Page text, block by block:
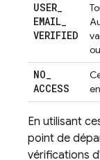
USER_
EMAIL_
VERIFIED
NO_
ACCESS
En utilisant
point de
vérifications